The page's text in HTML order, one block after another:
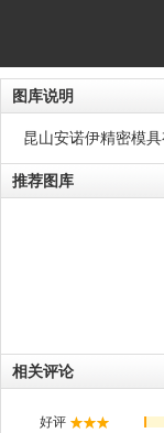
图库说明
昆山安诺伊精密模
推荐图库
相关评论